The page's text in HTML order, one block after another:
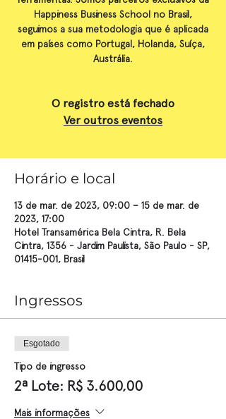
Happiness Business School no Brasil,
seguimos a sua metodologia que é aplicada
em países como Portugal, Holanda, Suíça,
Austrália.
O registro está fechado
Ver outros eventos
Horário e local
13 de mar. de 2023, 09:00 – 15 de mar. de
2023, 17:00
Hotel Transamérica Bela Cintra, R. Bela
Cintra, 1356 - Jardim Paulista, São Paulo - SP,
01415-001, Brasil
Ingressos
Esgotado
Tipo de ingresso
2ª Lote: R$ 3.600,00
Mais informações